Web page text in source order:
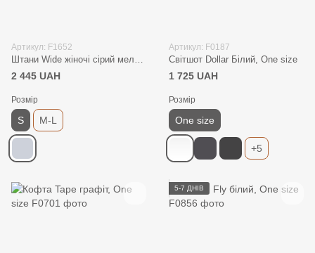
Артикул: F1652
Штани Wide жіночі сірий меланж, S
2 445 UAH
Розмір
S M-L
Артикул: F0187
Світшот Dollar Білий, One size
1 725 UAH
Розмір
One size
+5
5-7 ДНІВ